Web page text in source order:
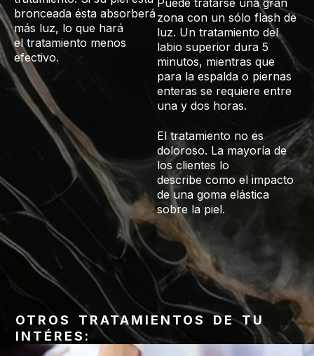
bronceada ésta absorberá
más luz, lo que hará
el tratamiento menos
efectivo.
zona con un sólo flash de
luz. Un tratamiento del
labio superior dura 5
minutos, mientras que
para la espalda o piernas
enteras se requiere entre
una y dos horas.
El tratamiento no es
doloroso. La mayoría de
los clientes lo
describe como el impacto
de una goma elástica
sobre la piel.
OTROS TRATAMIENTOS DE TU
INTÉRES: